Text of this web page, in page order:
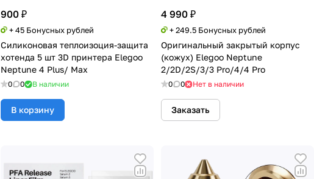
900 ₽
+ 45 Бонусных рублей
Силиконовая теплоизоция-защита
хотенда 5 шт 3D принтера Elegoo
Neptune 4 Plus/ Max
0 0 В наличии
В корзину
4 990 ₽
+ 249.5 Бонусных рублей
Оригинальный закрытый корпус
(кожух) Elegoo Neptune
2/2D/2S/3/3 Pro/4/4 Pro
0 0 Нет в наличии
Заказать